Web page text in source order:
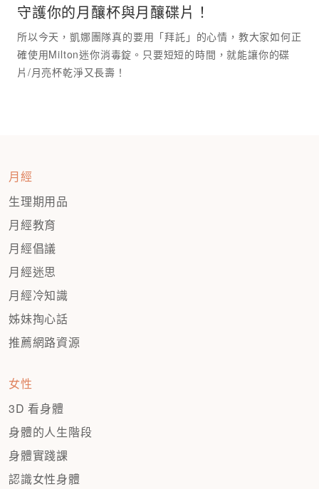
守護你的月釀杯與月釀碟片！
所以今天，凱娜團隊真的要用「拜託」的心情，教大家如何正
確使用Milton迷你消毒錠。只要短短的時間，就能讓你的碟
月經
生理期用品
月經教育
月經倡議
月經迷思
月經冷知識
姊妹掏心話
推薦網路資源
女性
3D 看身體
身體的人生階段
身體實踐課
認識女性身體